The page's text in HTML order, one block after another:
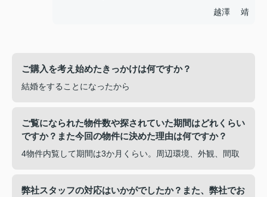
越澤 靖
ご購入を考え始めたきっかけは何ですか？
結婚をすることになったから
ご覧になられた物件数や探されていた期間はどれくらい
ですか？また今回の物件に決めた理由は何ですか？
4物件内覧して期間は3か月くらい。周辺環境、外観、間取
弊社スタッフの対応はいかがでしたか？また、弊社でお